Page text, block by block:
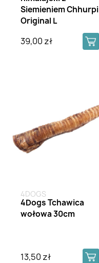
Siemieniem Chhurpi
Original L
39,00 zł
4DOGS
4Dogs Tchawica
wołowa 30cm
13,50 zł